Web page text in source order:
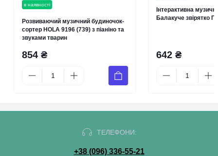
в наявності
Розвиваючий музичний будиночок-
сортер HOLA 9196 (739) з піаніно та
звуками тварин
854 ₴
Інтерактивна
Балакуче звірятко
642 ₴
ТЕЛЕФОНИ:
+38 (096) 336-55-21